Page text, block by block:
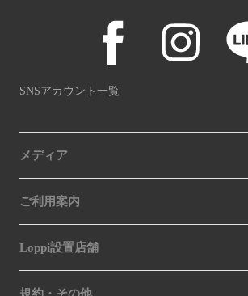
SNSアカウント一覧
メディア
ご利用案内
Loppi設置店舗